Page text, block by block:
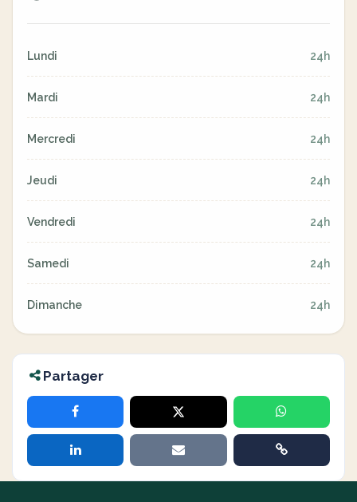
Lundi 24h
Mardi 24h
Mercredi 24h
Jeudi 24h
Vendredi 24h
Samedi 24h
Dimanche 24h
Partager